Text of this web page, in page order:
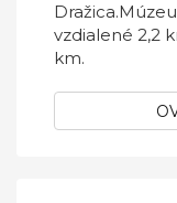
vzdialené 2,2
km.